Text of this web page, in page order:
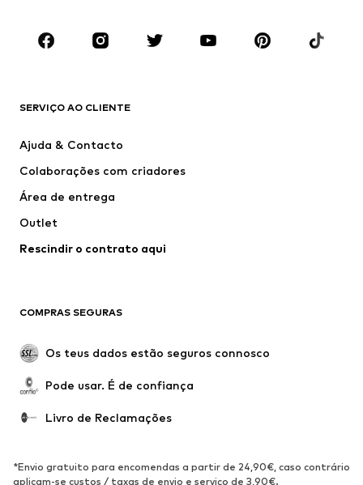
ROUPA
Casacos
Fatos e Blazers
Roupa de banho
Ocasiões
Upcycling
Novidades
Sapatos
Sapatos abertos
Exclusivo
DESPORTO
Sapatilhas de desporto
Mochilas e Sacos de desporto
SERVIÇO AO CLIENTE
Ajuda & Contacto
Colaborações com criadores
Área de entrega
Outlet
Rescindir o contrato aqui
COMPRAS SEGURAS
Os teus dados estão seguros connosco
Pode usar. É de confiança
Livro de Reclamações
*Envio gratuito para encomendas a partir de 24,90€, caso contrário
aplicam-se custos / taxas de envio e serviço de 3,90€.